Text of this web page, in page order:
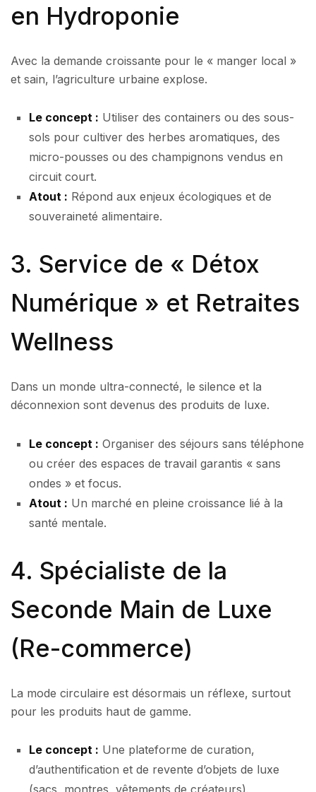
en Hydroponie
Avec la demande croissante pour le « manger local »
et sain, l’agriculture urbaine explose.
Le concept : Utiliser des containers ou des sous-
sols pour cultiver des herbes aromatiques, des
micro-pousses ou des champignons vendus en
circuit court.
Atout : Répond aux enjeux écologiques et de
souveraineté alimentaire.
3. Service de « Détox
Numérique » et Retraites
Wellness
Dans un monde ultra-connecté, le silence et la
déconnexion sont devenus des produits de luxe.
Le concept : Organiser des séjours sans téléphone
ou créer des espaces de travail garantis « sans
ondes » et focus.
Atout : Un marché en pleine croissance lié à la
santé mentale.
4. Spécialiste de la
Seconde Main de Luxe
(Re-commerce)
La mode circulaire est désormais un réflexe, surtout
pour les produits haut de gamme.
Le concept : Une plateforme de curation,
d’authentification et de revente d’objets de luxe